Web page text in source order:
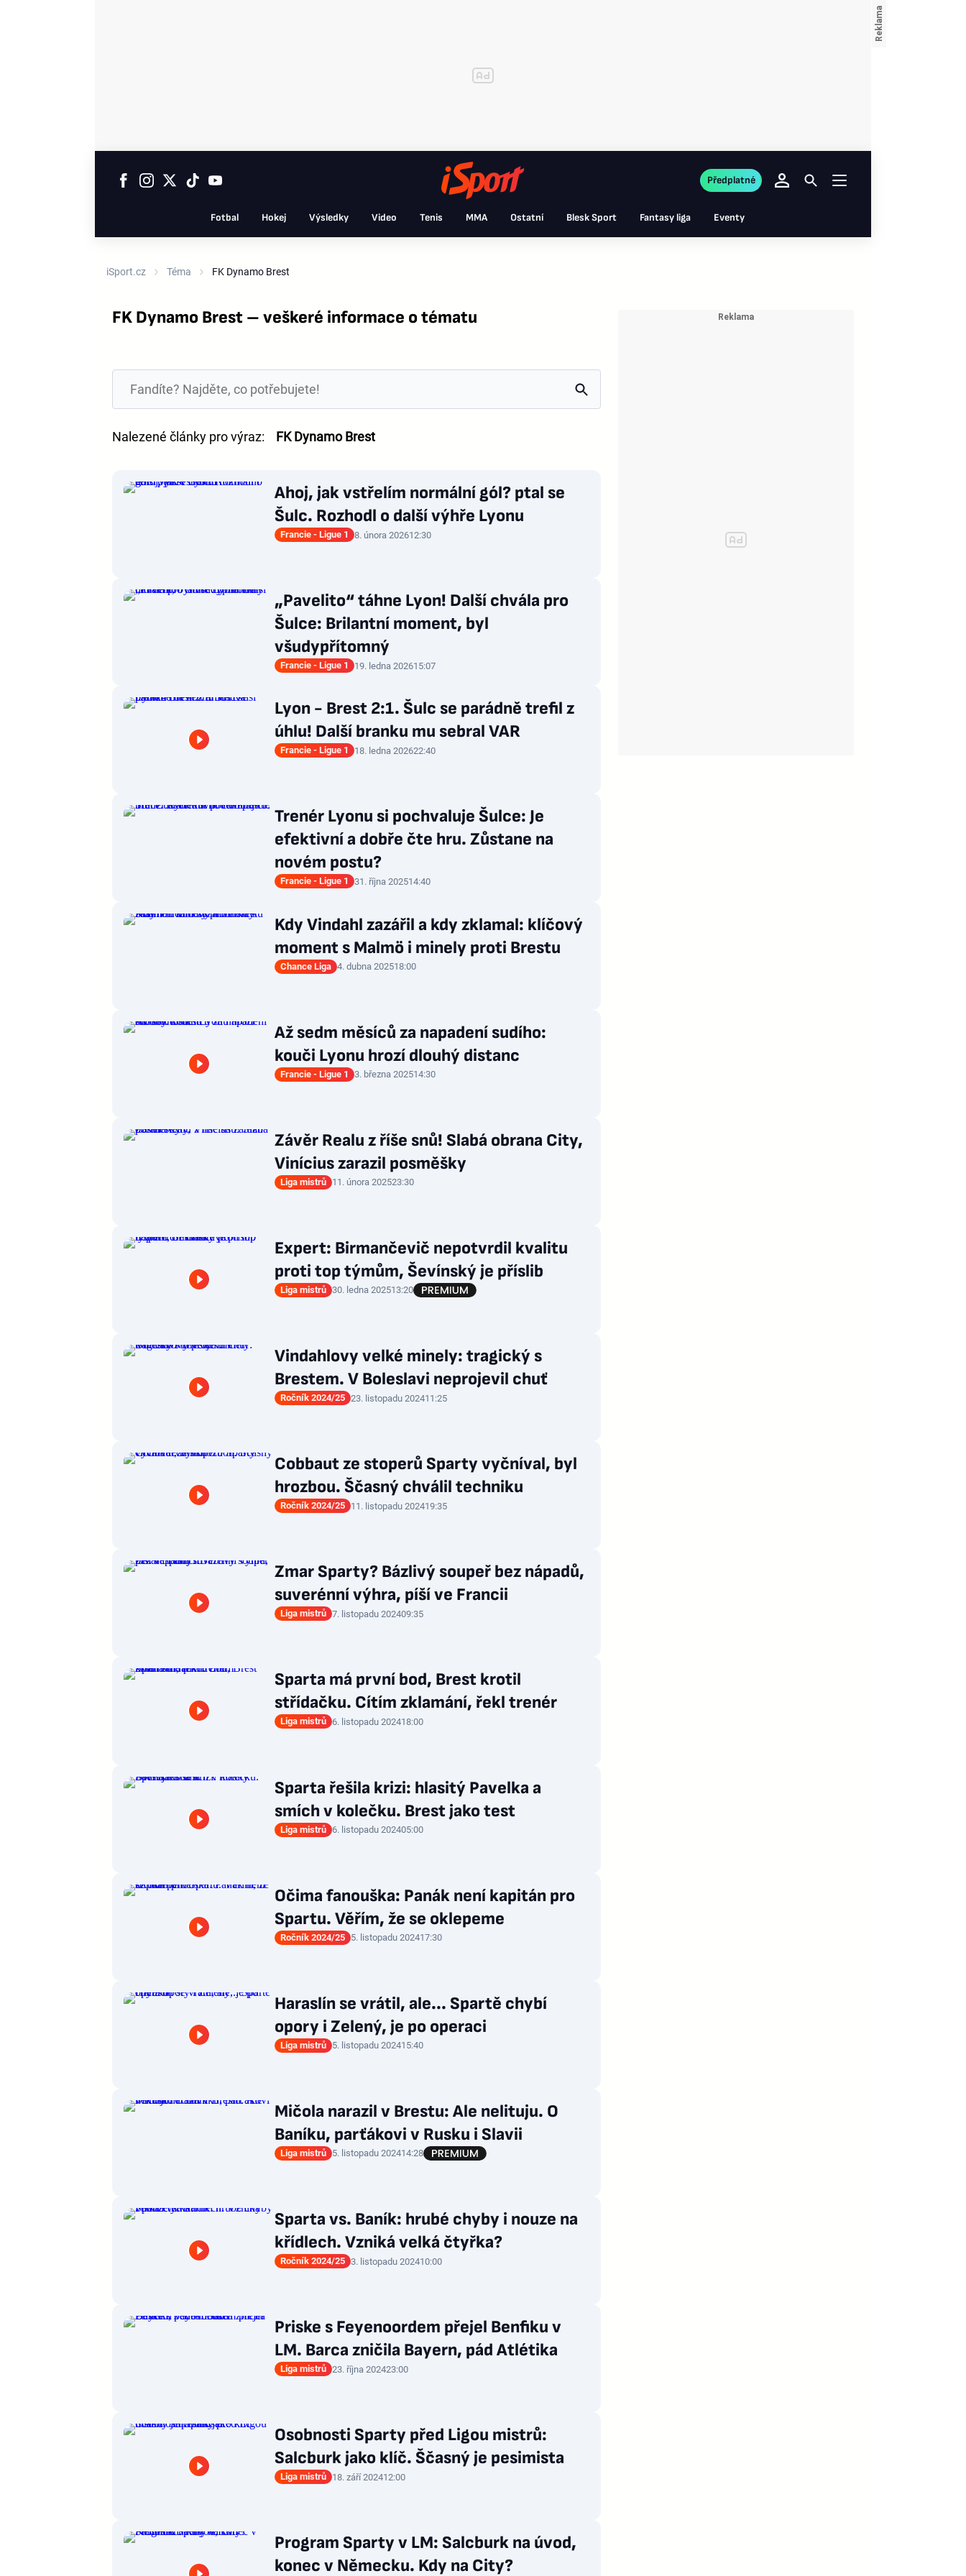
Fotbal Hokej Výsledky Video Tenis MMA Ostatní Blesk Sport Fantasy liga Eventy
Předplatné
iSport.cz Téma FK Dynamo Brest
FK Dynamo Brest – veškeré informace o tématu
Nalezené články pro výraz: FK Dynamo Brest
Ahoj, jak vstřelím normální gól? ptal se
Šulc. Rozhodl o další výhře Lyonu
Francie - Ligue 1 8. února 202612:30
„Pavelito“ táhne Lyon! Další chvála pro
Šulce: Brilantní moment, byl
všudypřítomný
Francie - Ligue 1 19. ledna 202615:07
Lyon - Brest 2:1. Šulc se parádně trefil z
úhlu! Další branku mu sebral VAR
Francie - Ligue 1 18. ledna 202622:40
Trenér Lyonu si pochvaluje Šulce: Je
efektivní a dobře čte hru. Zůstane na
novém postu?
Francie - Ligue 1 31. října 202514:40
Kdy Vindahl zazářil a kdy zklamal: klíčový
moment s Malmö i minely proti Brestu
Chance Liga 4. dubna 202518:00
Až sedm měsíců za napadení sudího:
kouči Lyonu hrozí dlouhý distanc
Francie - Ligue 1 3. března 202514:30
Závěr Realu z říše snů! Slabá obrana City,
Vinícius zarazil posměšky
Liga mistrů 11. února 202523:30
Expert: Birmančevič nepotvrdil kvalitu
proti top týmům, Ševínský je příslib
Liga mistrů 30. ledna 202513:20
Vindahlovy velké minely: tragický s
Brestem. V Boleslavi neprojevil chuť
Ročník 2024/25 23. listopadu 202411:25
Cobbaut ze stoperů Sparty vyčníval, byl
hrozbou. Ščasný chválil techniku
Ročník 2024/25 11. listopadu 202419:35
Zmar Sparty? Bázlivý soupeř bez nápadů,
suverénní výhra, píší ve Francii
Liga mistrů 7. listopadu 202409:35
Sparta má první bod, Brest krotil
střídačku. Cítím zklamání, řekl trenér
Liga mistrů 6. listopadu 202418:00
Sparta řešila krizi: hlasitý Pavelka a
smích v kolečku. Brest jako test
Liga mistrů 6. listopadu 202405:00
Očima fanouška: Panák není kapitán pro
Spartu. Věřím, že se oklepeme
Ročník 2024/25 5. listopadu 202417:30
Haraslín se vrátil, ale... Spartě chybí
opory i Zelený, je po operaci
Liga mistrů 5. listopadu 202415:40
Mičola narazil v Brestu: Ale nelituju. O
Baníku, parťákovi v Rusku i Slavii
Liga mistrů 5. listopadu 202414:28
Sparta vs. Baník: hrubé chyby i nouze na
křídlech. Vzniká velká čtyřka?
Ročník 2024/25 3. listopadu 202410:00
Priske s Feyenoordem přejel Benfiku v
LM. Barca zničila Bayern, pád Atlétika
Liga mistrů 23. října 202423:00
Osobnosti Sparty před Ligou mistrů:
Salcburk jako klíč. Ščasný je pesimista
Liga mistrů 18. září 202412:00
Program Sparty v LM: Salcburk na úvod,
konec v Německu. Kdy na City?